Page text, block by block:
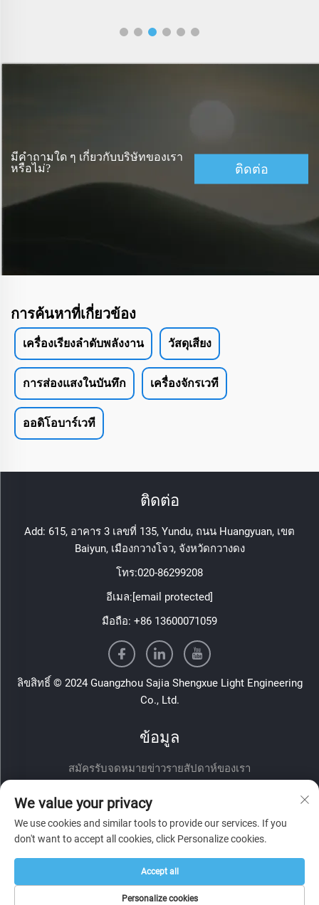
มีคำถามใด ๆ เกี่ยวกับบริษัทของเรา
หรือไม่?
ติดต่อ
การค้นหาที่เกี่ยวข้อง
เครื่องเรียงลําดับพลังงาน วัสดุเสียง
การส่องแสงในบันทึก เครื่องจักรเวที
ออดิโอบาร์เวที
ติดต่อ
Add: 615, อาคาร 3 เลขที่ 135, Yundu, ถนน Huangyuan, เขต
Baiyun, เมืองกวางโจว, จังหวัดกวางดง
โทร:020-86299208
อีเมล: [email protected]
มือถือ: +86 13600071059
ลิขสิทธิ์ © 2024 Guangzhou Sajia Shengxue Light Engineering
Co., Ltd.
ข้อมูล
สมัครรับจดหมายข่าวรายสัปดาห์ของเรา
ส่ง
We value your privacy
We use cookies and similar tools to provide our services. If you
don't want to accept all cookies, click Personalize cookies.
Personalize cookies
Accept all